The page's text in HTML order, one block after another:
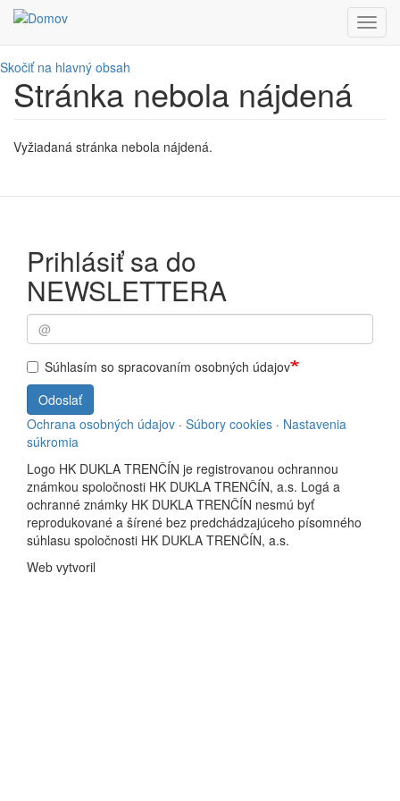
Skočiť na hlavný obsah
Stránka nebola nájdená
Vyžiadaná stránka nebola nájdená.
Prihlásiť sa do
NEWSLETTERA
Súhlasím so spracovaním osobných údajov
Odoslať
Ochrana osobných údajov · Súbory cookies · Nastavenia
súkromia
Logo HK DUKLA TRENČÍN je registrovanou ochrannou
známkou spoločnosti HK DUKLA TRENČÍN, a.s. Logá a
ochranné známky HK DUKLA TRENČÍN nesmú byť
reprodukované a šírené bez predchádzajúceho písomného
súhlasu spoločnosti HK DUKLA TRENČÍN, a.s.
Web vytvoril